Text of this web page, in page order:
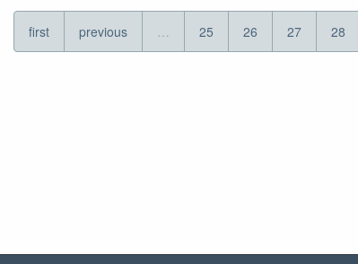
Αναπηρίες
2021
first previous … 25 26 27 28